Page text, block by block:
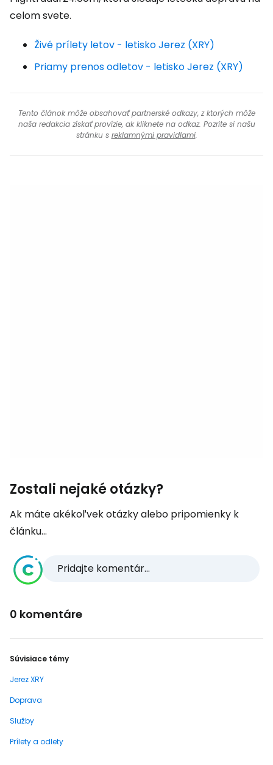
celom svete.
Živé prílety letov - letisko Jerez (XRY)
Priamy prenos odletov - letisko Jerez (XRY)
Tento článok môže obsahovať partnerské odkazy, z ktorých môže
naša redakcia získať provízie, ak kliknete na odkaz. Pozrite si našu
stránku s reklamnými pravidlami.
Zostali nejaké otázky?
Ak máte akékoľvek otázky alebo pripomienky k
článku...
Pridajte komentár...
0 komentáre
Súvisiace témy
Jerez XRY
Doprava
Služby
Prílety a odlety